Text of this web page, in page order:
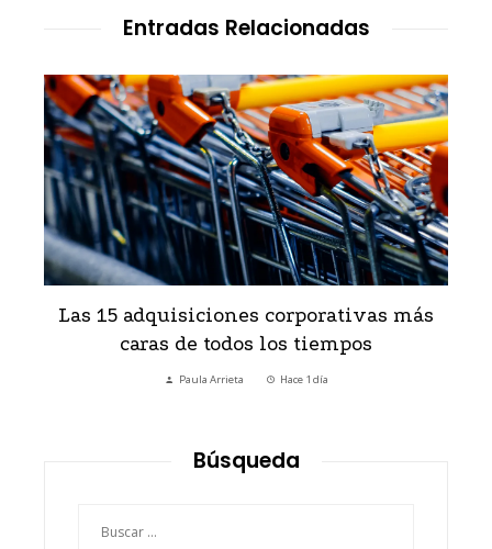
Entradas Relacionadas
Las 15 adquisiciones corporativas más
caras de todos los tiempos
Paula Arrieta Hace 1 día
Búsqueda